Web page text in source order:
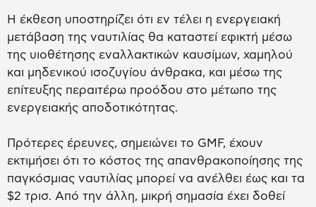
Η έκθεση υποστηρίζει ότι εν τέλει η ενεργειακή
μετάβαση της ναυτιλίας θα καταστεί εφικτή μέσω
της υιοθέτησης εναλλακτικών καυσίμων, χαμηλού
και μηδενικού ισοζυγίου άνθρακα, και μέσω της
επίτευξης περαιτέρω προόδου στο μέτωπο της
ενεργειακής αποδοτικότητας.
Πρότερες έρευνες, σημειώνει το GMF, έχουν
εκτιμήσει ότι το κόστος της απανθρακοποίησης της
παγκόσμιας ναυτιλίας μπορεί να ανέλθει έως και τα
$2 τρισ. Από την άλλη, μικρή σημασία έχει δοθεί